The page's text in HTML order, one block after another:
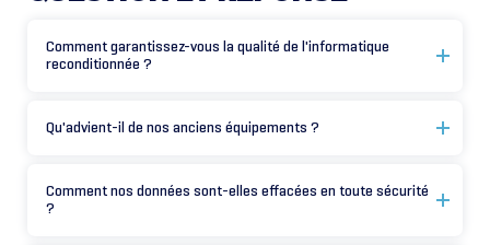
Comment garantissez-vous la qualité de l'informatique
reconditionnée ?
Qu'advient-il de nos anciens équipements ?
Comment nos données sont-elles effacées en toute sécurité
?